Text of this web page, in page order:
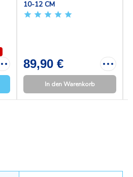
10-12 CM
89,90 €
In den Warenkorb